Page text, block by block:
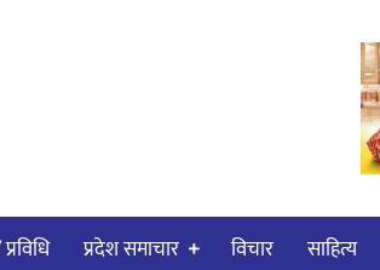
प्रदेश समाचार विचार साहित्य